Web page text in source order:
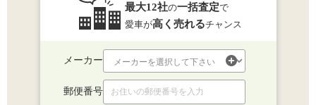
最大12社の一括査定で
愛車が高く売れるチャンス
メーカー
郵便番号